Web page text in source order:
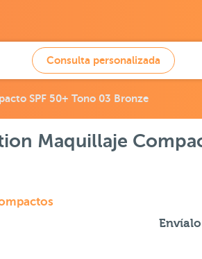
Consulta personalizada
SPF 50+ Tono 03 Bronze
Maquillaje